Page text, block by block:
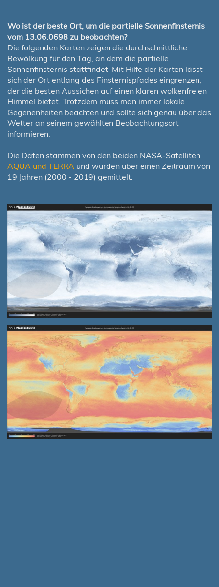
Wo ist der beste Ort, um die partielle Sonnenfinsternis
vom 13.06.0698 zu beobachten?
Die folgenden Karten zeigen die durchschnittliche
Bewölkung für den Tag, an dem die partielle
Sonnenfinsternis stattfindet. Mit Hilfe der Karten lässt
sich der Ort entlang des Finsternispfades eingrenzen,
der die besten Aussichen auf einen klaren wolkenfreien
Himmel bietet. Trotzdem muss man immer lokale
Gegenenheiten beachten und sollte sich genau über das
Wetter an seinem gewählten Beobachtungsort
informieren.
Die Daten stammen von den beiden NASA-Satelliten
AQUA und TERRA und wurden über einen Zeitraum von
19 Jahren (2000 - 2019) gemittelt.